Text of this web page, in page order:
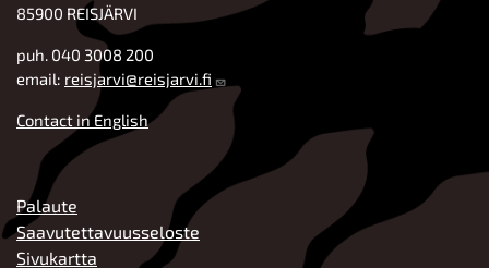
85900 REISJÄRVI
puh. 040 3008 200
email: reisjarvi@reisjarvi.fi
Contact in English
ALATUNNISTE
Palaute
Saavutettavuusseloste
Sivukartta